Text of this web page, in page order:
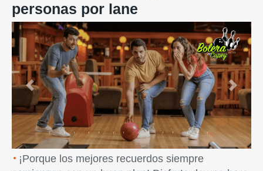
personas por lane
Previous Next
¡Porque los mejores recuerdos siempre